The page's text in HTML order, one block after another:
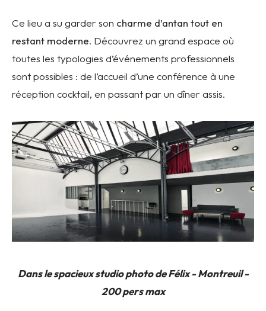
Ce lieu a su garder son charme d’antan tout en
restant moderne. Découvrez un grand espace où
toutes les typologies d’événements professionnels
sont possibles : de l’accueil d’une conférence à une
réception cocktail, en passant par un dîner assis.
Dans le spacieux studio photo de Félix - Montreuil -
200 pers max